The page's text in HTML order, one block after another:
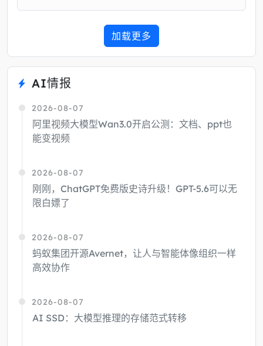
加载更多
AI情报
2026-08-07
阿里视频大模型Wan3.0开启公测：文档、ppt也
能变视频
2026-08-07
刚刚，ChatGPT免费版史诗升级！GPT-5.6可以无
限白嫖了
2026-08-07
蚂蚁集团开源Avernet，让人与智能体像组织一样
高效协作
2026-08-07
AI SSD：大模型推理的存储范式转移